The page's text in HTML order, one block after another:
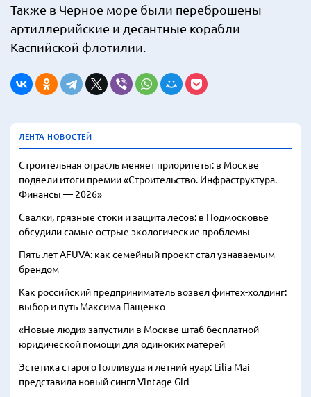
Также в Черное море были переброшены
артиллерийские и десантные корабли
Каспийской флотилии.
ЛЕНТА НОВОСТЕЙ
Строительная отрасль меняет приоритеты: в Москве
подвели итоги премии «Строительство. Инфраструктура.
Финансы — 2026»
Свалки, грязные стоки и защита лесов: в Подмосковье
обсудили самые острые экологические проблемы
Пять лет AFUVA: как семейный проект стал узнаваемым
брендом
Как российский предприниматель возвел финтех-холдинг:
выбор и путь Максима Пащенко
«Новые люди» запустили в Москве штаб бесплатной
юридической помощи для одиноких матерей
Эстетика старого Голливуда и летний нуар: Lilia Mai
представила новый сингл Vintage Girl